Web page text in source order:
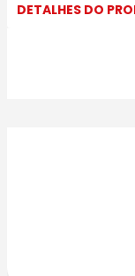
DETALHES DO